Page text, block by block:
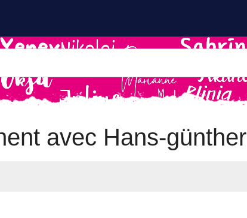
avec Hans-günther